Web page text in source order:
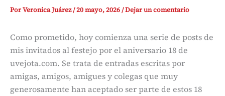
PorVeronica Juárez/20 mayo, 2026/Dejar un comentario
Como prometido, hoy comienza una serie de posts de
mis invitados al festejo por el aniversario 18 de
uvejota.com. Se trata de entradas escritas por
amigas, amigos, amigues y colegas que muy
generosamente han aceptado ser parte de estos 18